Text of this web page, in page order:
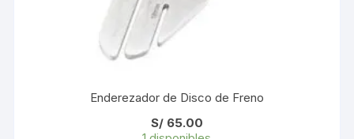
Enderezador de Disco de Freno
S/65.00